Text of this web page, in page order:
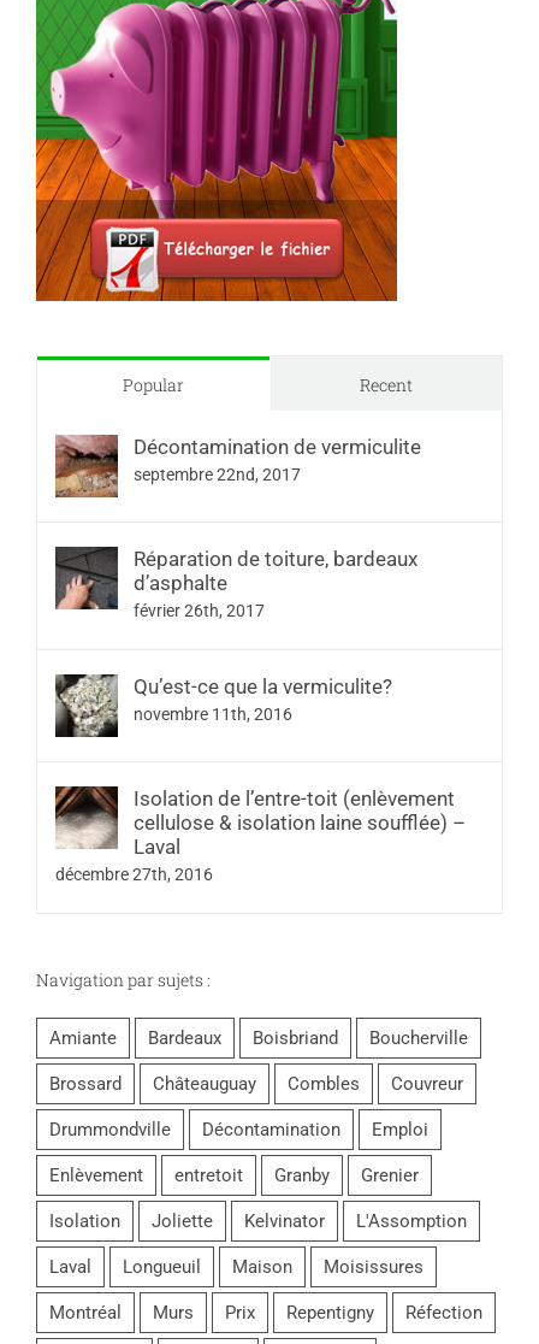
Popular Recent
Décontamination de vermiculite
septembre 22nd, 2017
Réparation de toiture, bardeaux
d’asphalte
février 26th, 2017
Qu’est-ce que la vermiculite?
novembre 11th, 2016
Isolation de l’entre-toit (enlèvement
cellulose & isolation laine soufflée) –
Laval
décembre 27th, 2016
Navigation par sujets :
Amiante Bardeaux Boisbriand Boucherville
Brossard Châteauguay Combles Couvreur
Drummondville Décontamination Emploi
Enlèvement entretoit Granby Grenier
Isolation Joliette Kelvinator L'Assomption
Laval Longueuil Maison Moisissures
Montréal Murs Prix Repentigny Réfection